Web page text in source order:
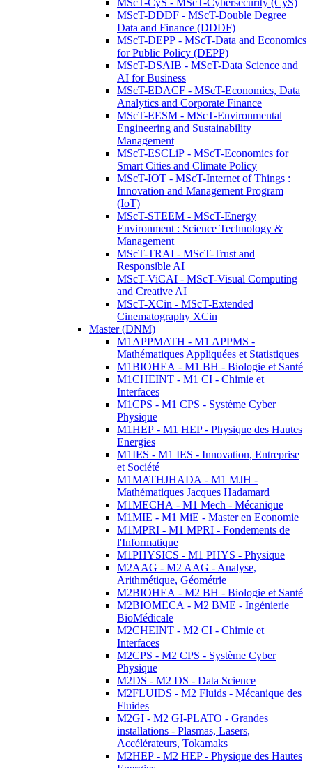
MScT-CyS - MScT-Cybersecurity (CyS)
MScT-DDDF - MScT-Double Degree
Data and Finance (DDDF)
MScT-DEPP - MScT-Data and Economics
for Public Policy (DEPP)
MScT-DSAIB - MScT-Data Science and
AI for Business
MScT-EDACF - MScT-Economics, Data
Analytics and Corporate Finance
MScT-EESM - MScT-Environmental
Engineering and Sustainability
Management
MScT-ESCLiP - MScT-Economics for
Smart Cities and Climate Policy
MScT-IOT - MScT-Internet of Things :
Innovation and Management Program
(IoT)
MScT-STEEM - MScT-Energy
Environment : Science Technology &
Management
MScT-TRAI - MScT-Trust and
Responsible AI
MScT-ViCAI - MScT-Visual Computing
and Creative AI
MScT-XCin - MScT-Extended
Cinematography XCin
Master (DNM)
M1APPMATH - M1 APPMS -
Mathématiques Appliquées et Statistiques
M1BIOHEA - M1 BH - Biologie et Santé
M1CHEINT - M1 CI - Chimie et
Interfaces
M1CPS - M1 CPS - Système Cyber
Physique
M1HEP - M1 HEP - Physique des Hautes
Energies
M1IES - M1 IES - Innovation, Entreprise
et Société
M1MATHJHADA - M1 MJH -
Mathématiques Jacques Hadamard
M1MECHA - M1 Mech - Mécanique
M1MIE - M1 MiE - Master en Economie
M1MPRI - M1 MPRI - Fondements de
l'Informatique
M1PHYSICS - M1 PHYS - Physique
M2AAG - M2 AAG - Analyse,
Arithmétique, Géométrie
M2BIOHEA - M2 BH - Biologie et Santé
M2BIOMECA - M2 BME - Ingénierie
BioMédicale
M2CHEINT - M2 CI - Chimie et
Interfaces
M2CPS - M2 CPS - Système Cyber
Physique
M2DS - M2 DS - Data Science
M2FLUIDS - M2 Fluids - Mécanique des
Fluides
M2GI - M2 GI-PLATO - Grandes
installations - Plasmas, Lasers,
Accélérateurs, Tokamaks
M2HEP - M2 HEP - Physique des Hautes